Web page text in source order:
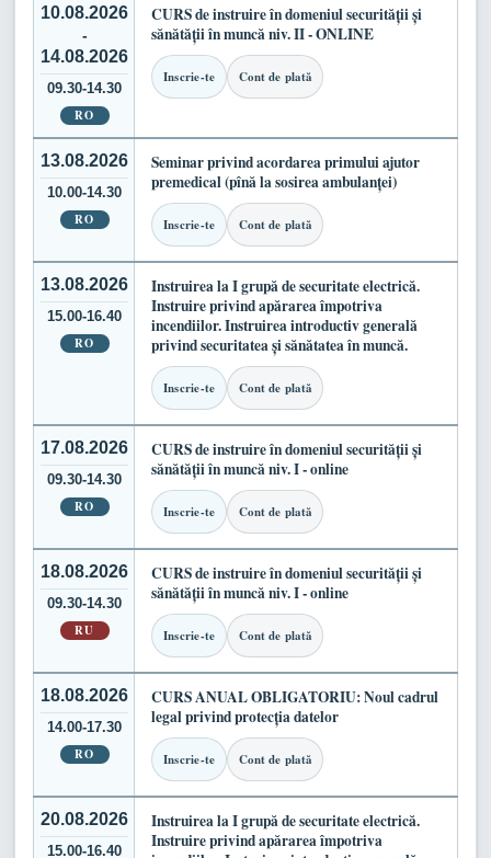
10.08.2026
-
14.08.2026
09.30-14.30
RO
CURS de instruire în domeniul securității și
sănătății în muncă niv. II - ONLINE
Inscrie-te Cont de plată
13.08.2026
10.00-14.30
RO
Seminar privind acordarea primului ajutor
premedical (pînă la sosirea ambulanței)
Inscrie-te Cont de plată
13.08.2026
15.00-16.40
RO
Instruirea la I grupă de securitate electrică.
Instruire privind apărarea împotriva
incendiilor. Instruirea introductiv generală
privind securitatea și sănătatea în muncă.
Inscrie-te Cont de plată
17.08.2026
09.30-14.30
RO
CURS de instruire în domeniul securității și
sănătății în muncă niv. I - online
Inscrie-te Cont de plată
18.08.2026
09.30-14.30
RU
CURS de instruire în domeniul securității și
sănătății în muncă niv. I - online
Inscrie-te Cont de plată
18.08.2026
14.00-17.30
RO
CURS ANUAL OBLIGATORIU: Noul cadrul
legal privind protecția datelor
Inscrie-te Cont de plată
20.08.2026
15.00-16.40
Instruirea la I grupă de securitate electrică.
Instruire privind apărarea împotriva